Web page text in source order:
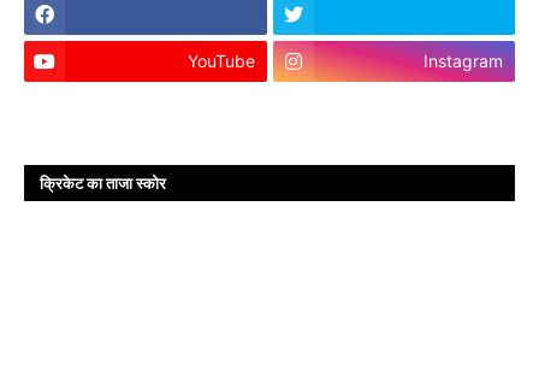
YouTube Instagram
क्रिकेट का ताजा स्कोर